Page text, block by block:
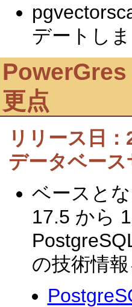
デートし
更点
リリース日
データベース
ベースと
17.5 から
の技術情